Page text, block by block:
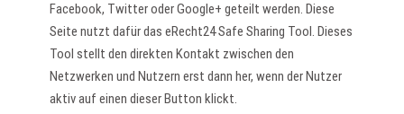
Facebook, Twitter oder Google+ geteilt werden. Diese
Seite nutzt dafür das eRecht24 Safe Sharing Tool. Dieses
Tool stellt den direkten Kontakt zwischen den
Netzwerken und Nutzern erst dann her, wenn der Nutzer
aktiv auf einen dieser Button klickt.